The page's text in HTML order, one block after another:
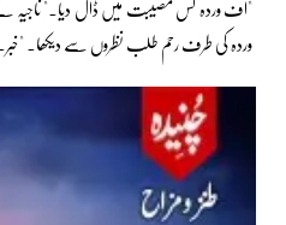
"اف وردہ کس مصیبت میں ڈال دیا۔" ناجیہ نے
وردہ کی طرف رحم طلب نظروں سے دیکھا۔